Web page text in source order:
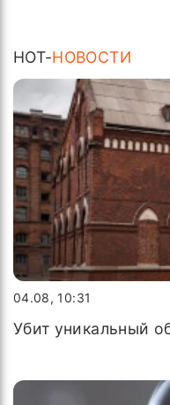
HOT-НОВОСТИ
04.08, 10:31
Убит уникальный